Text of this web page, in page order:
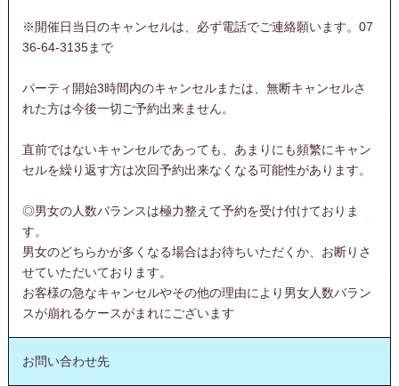
※開催日当日のキャンセルは、必ず電話でご連絡願います。07
36-64-3135まで
パーティ開始3時間内のキャンセルまたは、無断キャンセルさ
れた方は今後一切ご予約出来ません。
直前ではないキャンセルであっても、あまりにも頻繁にキャン
セルを繰り返す方は次回予約出来なくなる可能性があります。
◎男女の人数バランスは極力整えて予約を受け付けておりま
す。
男女のどちらかが多くなる場合はお待ちいただくか、お断りさ
せていただいております。
お客様の急なキャンセルやその他の理由により男女人数バラン
スが崩れるケースがまれにございます
お問い合わせ先